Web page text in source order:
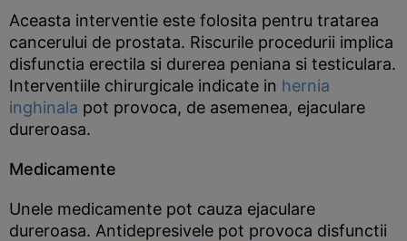
Aceasta interventie este folosita pentru tratarea
cancerului de prostata. Riscurile procedurii implica
disfunctia erectila si durerea peniana si testiculara.
Interventiile chirurgicale indicate in hernia
inghinala pot provoca, de asemenea, ejaculare
dureroasa.
Medicamente
Unele medicamente pot cauza ejaculare
dureroasa. Antidepresivele pot provoca disfunctii